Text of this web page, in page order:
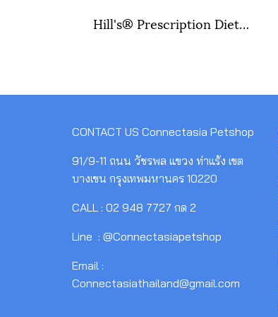
Hill's® Prescription Diet® i/d® Feline อาหารเม็ดสำหรับแมวปัญหาทางเดินอาหาร ขนาดถุง 1.8 กิโลกรัม.
CONTACT US Connectasia Petshop
91/9-11 ถนน วัชรพล แขวง ท่าแร้ง เขต
บางเขน กรุงเทพมหานคร 10220
CALL : 02 948 7727 กด 2
Line : @Connectasiapetshop
Email :
Connectasiathailand@gmail.com